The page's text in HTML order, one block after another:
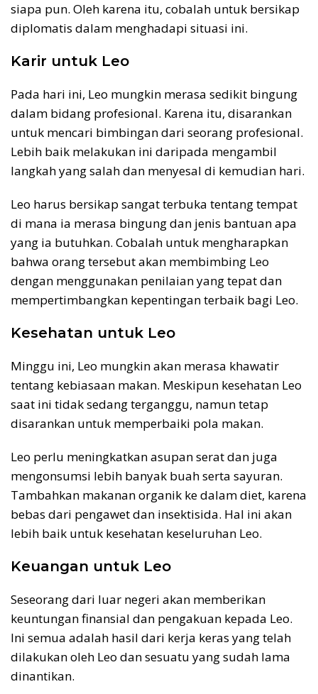
siapa pun. Oleh karena itu, cobalah untuk bersikap
diplomatis dalam menghadapi situasi ini.
Karir untuk Leo
Pada hari ini, Leo mungkin merasa sedikit bingung
dalam bidang profesional. Karena itu, disarankan
untuk mencari bimbingan dari seorang profesional.
Lebih baik melakukan ini daripada mengambil
langkah yang salah dan menyesal di kemudian hari.
Leo harus bersikap sangat terbuka tentang tempat
di mana ia merasa bingung dan jenis bantuan apa
yang ia butuhkan. Cobalah untuk mengharapkan
bahwa orang tersebut akan membimbing Leo
dengan menggunakan penilaian yang tepat dan
mempertimbangkan kepentingan terbaik bagi Leo.
Kesehatan untuk Leo
Minggu ini, Leo mungkin akan merasa khawatir
tentang kebiasaan makan. Meskipun kesehatan Leo
saat ini tidak sedang terganggu, namun tetap
disarankan untuk memperbaiki pola makan.
Leo perlu meningkatkan asupan serat dan juga
mengonsumsi lebih banyak buah serta sayuran.
Tambahkan makanan organik ke dalam diet, karena
bebas dari pengawet dan insektisida. Hal ini akan
lebih baik untuk kesehatan keseluruhan Leo.
Keuangan untuk Leo
Seseorang dari luar negeri akan memberikan
keuntungan finansial dan pengakuan kepada Leo.
Ini semua adalah hasil dari kerja keras yang telah
dilakukan oleh Leo dan sesuatu yang sudah lama
dinantikan.